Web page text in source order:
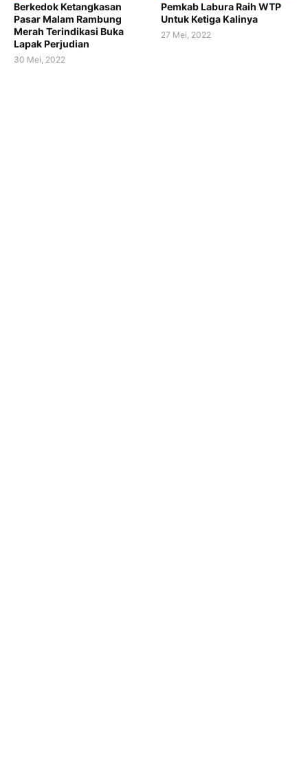
Berkedok Ketangkasan
Pasar Malam Rambung
Merah Terindikasi Buka
Lapak Perjudian
30 Mei, 2022
Pemkab Labura Raih WTP
Untuk Ketiga Kalinya
27 Mei, 2022